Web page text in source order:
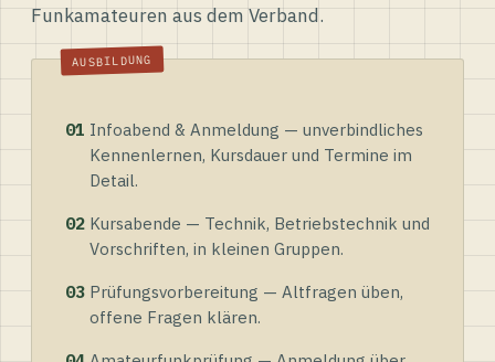
Funkamateuren aus dem Verband.
01 Infoabend & Anmeldung — unverbindliches
Kennenlernen, Kursdauer und Termine im
Detail.
02 Kursabende — Technik, Betriebstechnik und
Vorschriften, in kleinen Gruppen.
03 Prüfungsvorbereitung — Altfragen üben,
offene Fragen klären.